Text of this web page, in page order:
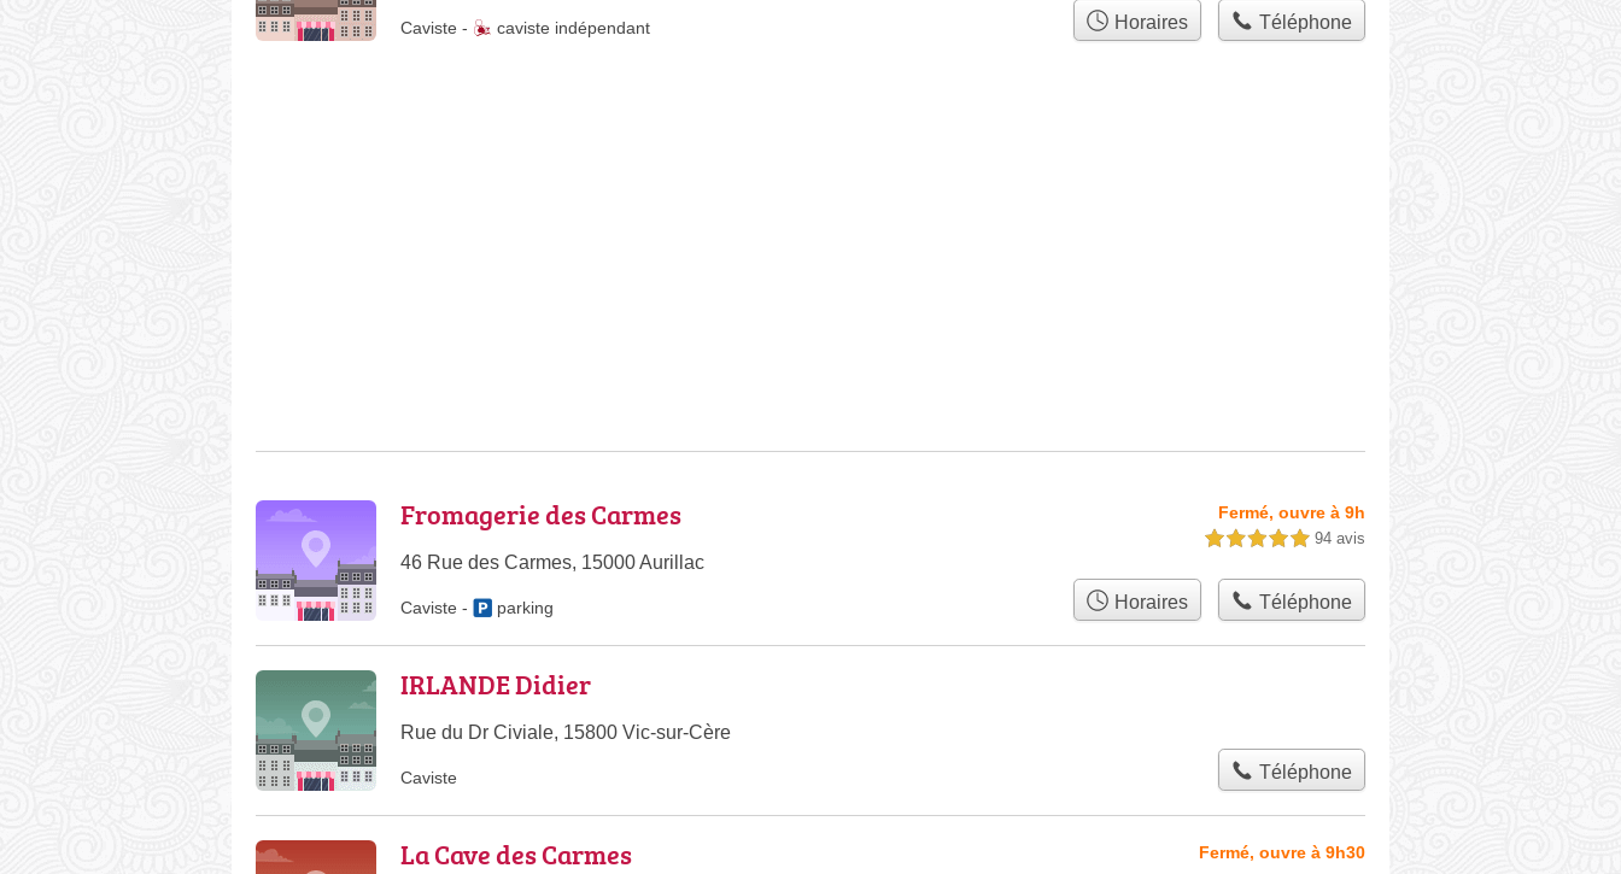
Caviste - caviste indépendant Horaires Téléphone
Fromagerie des Carmes
46 Rue des Carmes, 15000 Aurillac
Fermé, ouvre à 9h
5,0 étoiles sur 5 94 avis
Caviste - parking Horaires Téléphone
IRLANDE Didier
Rue du Dr Civiale, 15800 Vic-sur-Cère
Caviste Téléphone
La Cave des Carmes Fermé, ouvre à 9h30